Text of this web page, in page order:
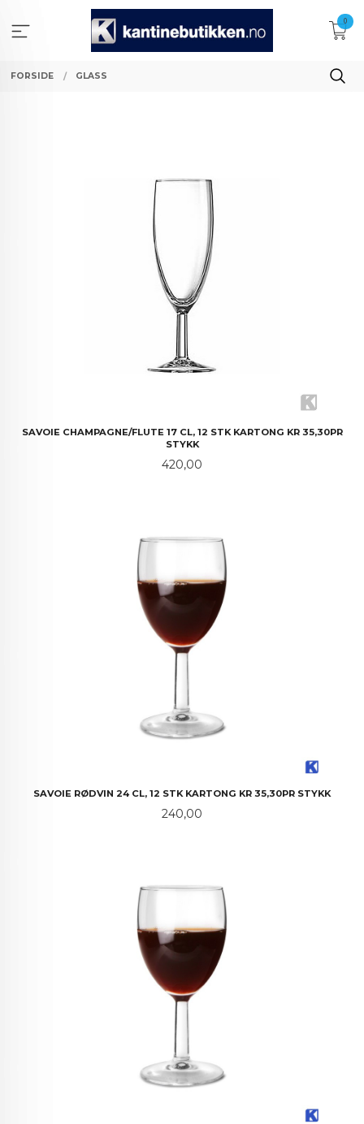
innholdet
0
FORSIDE GLASS
SAVOIE CHAMPAGNE/FLUTE 17 CL, 12 STK KARTONG KR 35,30PR
STYKK
Pris
420,00
SAVOIE RØDVIN 24 CL, 12 STK KARTONG KR 35,30PR STYKK
Pris
240,00